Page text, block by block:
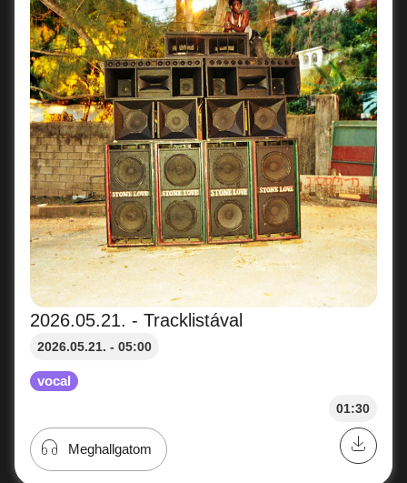
2026.05.21. - Tracklistával
2026.05.21. - 05:00
vocal
01:30
Meghallgatom